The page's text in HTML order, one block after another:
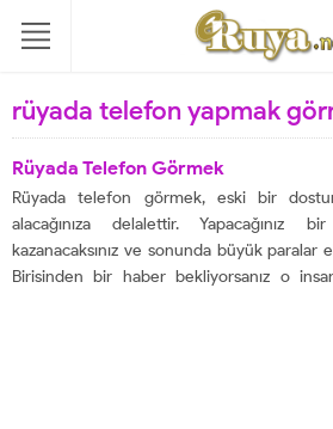
rüyada telefon yapmak
Rüyada Telefon Görmek
Rüyada telefon görmek, eski bir
alacağınıza delalettir. Yapacağınız
kazanacaksınız ve sonunda büyük
Birisinden bir haber bekliyorsanız o